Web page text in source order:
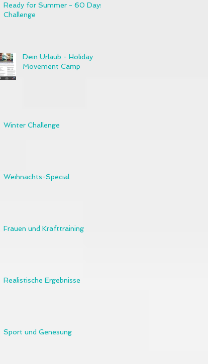
Ready for Summer - 60 Days
Challenge
Dein Urlaub - Holiday
Movement Camp
Winter Challenge
Weihnachts-Special
Frauen und Krafttraining
Realistische Ergebnisse
Sport und Genesung